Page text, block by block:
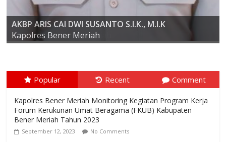
AKBP ARIS CAI DWI SUSANTO S.I.K., M.I.K
Kapolres Bener Meriah
Kompol Dr. SYABIRIN, S.H., M.SI
Popular Recent Comment
Kapolres Bener Meriah Monitoring Kegiatan Program Kerja
Forum Kerukunan Umat Beragama (FKUB) Kabupaten
Bener Meriah Tahun 2023
September 12, 2023 No Comments